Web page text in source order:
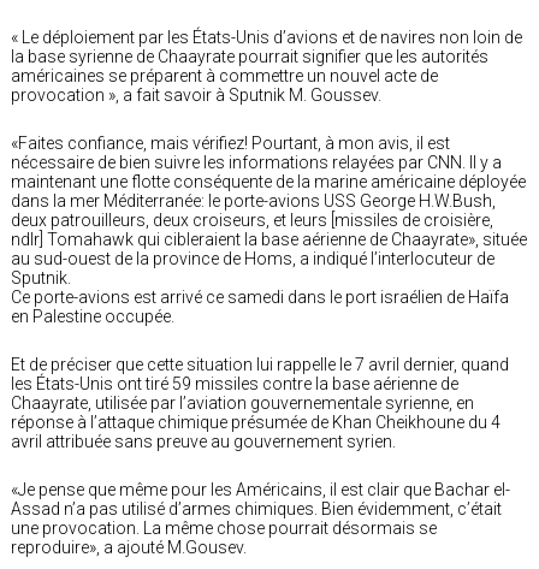
« Le déploiement par les États-Unis d’avions et de navires non loin de
la base syrienne de Chaayrate pourrait signifier que les autorités
américaines se préparent à commettre un nouvel acte de
provocation », a fait savoir à Sputnik M. Goussev.
«Faites confiance, mais vérifiez! Pourtant, à mon avis, il est
nécessaire de bien suivre les informations relayées par CNN. Il y a
maintenant une flotte conséquente de la marine américaine déployée
dans la mer Méditerranée: le porte-avions USS George H.W.Bush,
deux patrouilleurs, deux croiseurs, et leurs [missiles de croisière,
ndlr] Tomahawk qui cibleraient la base aérienne de Chaayrate», située
au sud-ouest de la province de Homs, a indiqué l’interlocuteur de
Sputnik.
Ce porte-avions est arrivé ce samedi dans le port israélien de Haïfa
en Palestine occupée.
Et de préciser que cette situation lui rappelle le 7 avril dernier, quand
les États-Unis ont tiré 59 missiles contre la base aérienne de
Chaayrate, utilisée par l’aviation gouvernementale syrienne, en
réponse à l’attaque chimique présumée de Khan Cheikhoune du 4
avril attribuée sans preuve au gouvernement syrien.
«Je pense que même pour les Américains, il est clair que Bachar el-
Assad n’a pas utilisé d’armes chimiques. Bien évidemment, c’était
une provocation. La même chose pourrait désormais se
reproduire», a ajouté M.Gousev.